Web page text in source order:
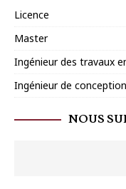
Licence
Master
Ingénieur des travaux
Ingénieur de
NOUS